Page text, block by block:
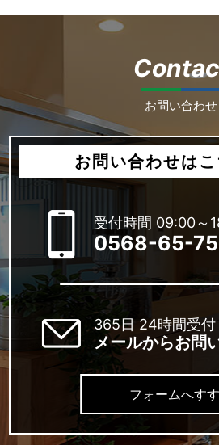
お問い合わせ
お問い合わせは
受付時間 09:00～
0568-65-
365日 24時間受付
メールからお問
フォームへす